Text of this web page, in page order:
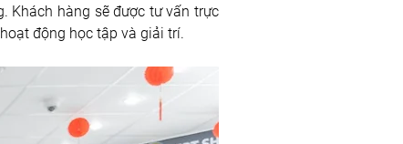
Khách hàng sẽ được tư vấn trực
động học tập và giải trí.